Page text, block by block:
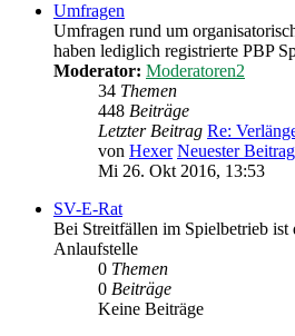
Umfragen
Umfragen rund um
haben lediglich registrierte PBP
Moderator: Moderatoren2
34 Themen
448 Beiträge
Letzter Beitrag Re:
von Hexer Neuester Beitrag
Mi 26. Okt 2016, 13:53
SV-E-Rat
Bei Streitfällen im Spielbetrieb ist
Anlaufstelle
0 Themen
0 Beiträge
Keine Beiträge